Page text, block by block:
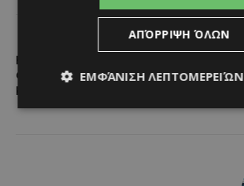
Η Mercedes-Benz γιορτάζει έναν
αιώνα ιστορίας και κοιτάζει προς το
μέλλον
ΑΠΌΡΡΙΨΗ ΌΛΩΝ
ΕΜΦΆΝΙΣΗ ΛΕΠΤΟΜΕΡΕΙΏΝ